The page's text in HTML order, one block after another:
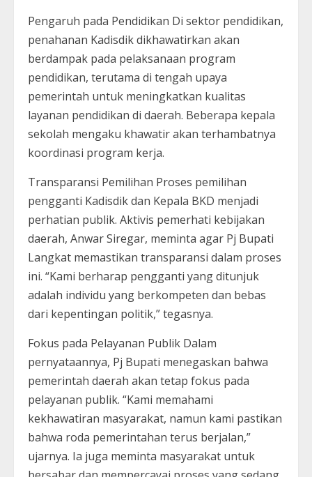
Pengaruh pada Pendidikan Di sektor pendidikan,
penahanan Kadisdik dikhawatirkan akan
berdampak pada pelaksanaan program
pendidikan, terutama di tengah upaya
pemerintah untuk meningkatkan kualitas
layanan pendidikan di daerah. Beberapa kepala
sekolah mengaku khawatir akan terhambatnya
koordinasi program kerja.
Transparansi Pemilihan Proses pemilihan
pengganti Kadisdik dan Kepala BKD menjadi
perhatian publik. Aktivis pemerhati kebijakan
daerah, Anwar Siregar, meminta agar Pj Bupati
Langkat memastikan transparansi dalam proses
ini. “Kami berharap pengganti yang ditunjuk
adalah individu yang berkompeten dan bebas
dari kepentingan politik,” tegasnya.
Fokus pada Pelayanan Publik Dalam
pernyataannya, Pj Bupati menegaskan bahwa
pemerintah daerah akan tetap fokus pada
pelayanan publik. “Kami memahami
kekhawatiran masyarakat, namun kami pastikan
bahwa roda pemerintahan terus berjalan,”
ujarnya. Ia juga meminta masyarakat untuk